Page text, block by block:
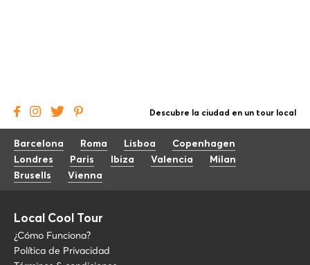
Descubre la ciudad en un tour local
Barcelona Roma Lisboa
Copenhagen
Londres
Paris Ibiza Valencia
Milan
Brusells
Vienna
Local Cool Tour
¿Cómo Funciona?
Política de Privacidad